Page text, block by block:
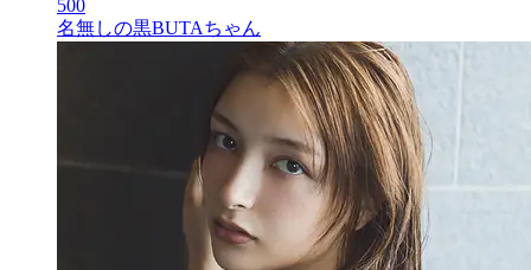
500
名無しの黒BUTAちゃん